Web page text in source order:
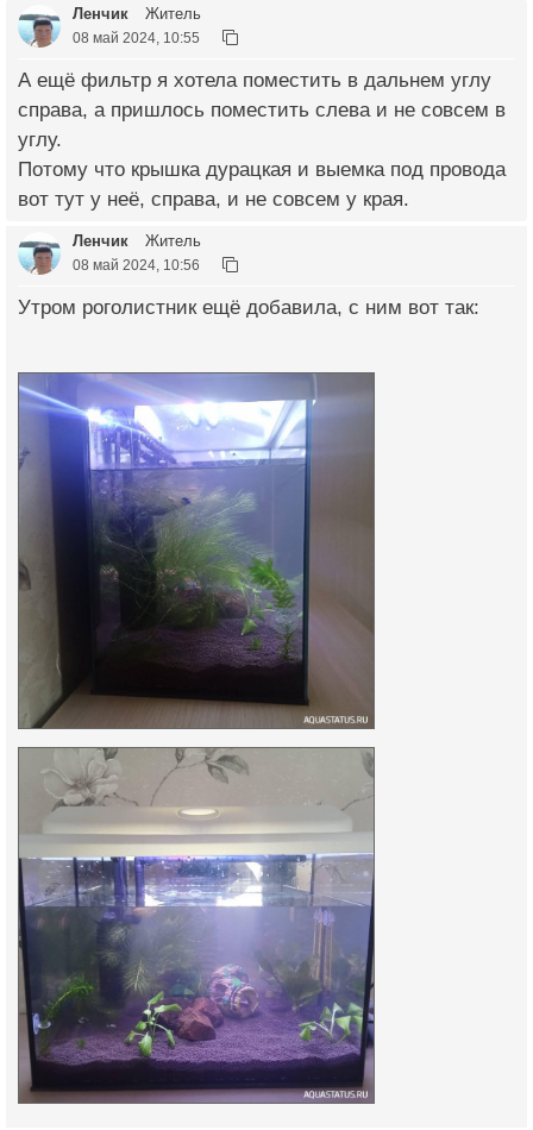
Ленчик Житель
08 май 2024, 10:55
А ещё фильтр я хотела поместить в дальнем углу
справа, а пришлось поместить слева и не совсем в
углу.
Потому что крышка дурацкая и выемка под провода
вот тут у неё, справа, и не совсем у края.
Ленчик Житель
08 май 2024, 10:56
Утром роголистник ещё добавила, с ним вот так: